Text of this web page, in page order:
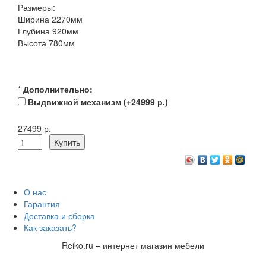
Размеры:
Ширина 2270мм
Глубина 920мм
Высота 780мм
* Дополнительно:
Выдвижной механизм (+24999 р.)
27499 р.
О нас
Гарантия
Доставка и сборка
Как заказать?
Reiko.ru – интернет магазин мебели